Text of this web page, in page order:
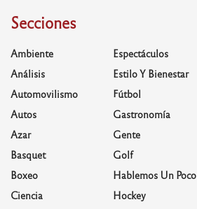
Secciones
Ambiente
Análisis
Automovilismo
Autos
Azar
Basquet
Boxeo
Ciencia
Espectáculos
Estilo Y Bienestar
Fútbol
Gastronomía
Gente
Golf
Hablemos Un Poco
Hockey